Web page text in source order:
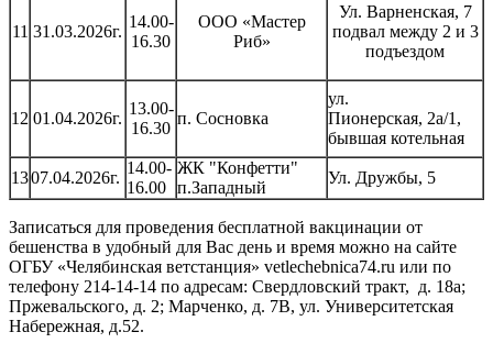
11 31.03.2026г.
14.00-
16.30
ООО «Мастер
Риб»
Ул. Варненская, 7
подвал между 2 и 3
подъездом
12 01.04.2026г.
13.00-
16.30
п. Сосновка
ул.
Пионерская, 2а/1,
бывшая котельная
1307.04.2026г.
14.00-
16.00
ЖК "Конфетти"
п.Западный
Ул. Дружбы, 5
Записаться для проведения бесплатной вакцинации от
бешенства в удобный для Вас день и время можно на сайте
ОГБУ «Челябинская ветстанция» vetlechebnica74.ru или по
телефону 214-14-14 по адресам: Свердловский тракт, д. 18а;
Пржевальского, д. 2; Марченко, д. 7В, ул. Университетская
Набережная, д.52.